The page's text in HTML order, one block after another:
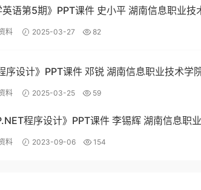
英语第5期》PPT课件 史小平 湖南信息职业技
料 2025-03-27 82
序设计》PPT课件 邓锐 湖南信息职业技术学
料 2025-03-25 59
程序设计》PPT课件 李锡辉 湖南信息职
料 2023-09-06 154